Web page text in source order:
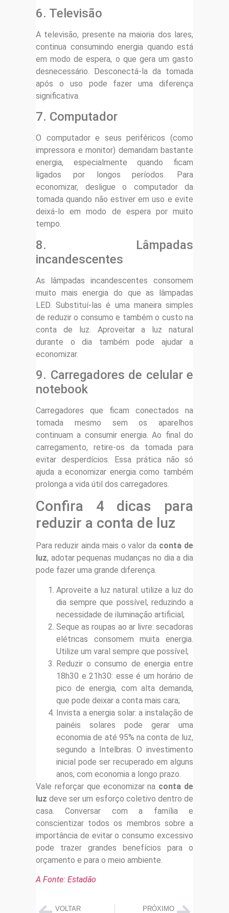
6. Televisão
A televisão, presente na maioria dos lares,
continua consumindo energia quando está
em modo de espera, o que gera um gasto
desnecessário. Desconectá-la da tomada
após o uso pode fazer uma diferença
significativa.
7. Computador
O computador e seus periféricos (como
impressora e monitor) demandam bastante
energia, especialmente quando ficam
ligados por longos períodos. Para
economizar, desligue o computador da
tomada quando não estiver em uso e evite
deixá-lo em modo de espera por muito
tempo.
8. Lâmpadas
incandescentes
As lâmpadas incandescentes consomem
muito mais energia do que as lâmpadas
LED. Substituí-las é uma maneira simples
de reduzir o consumo e também o custo na
conta de luz. Aproveitar a luz natural
durante o dia também pode ajudar a
economizar.
9. Carregadores de celular e
notebook
Carregadores que ficam conectados na
tomada mesmo sem os aparelhos
continuam a consumir energia. Ao final do
carregamento, retire-os da tomada para
evitar desperdícios. Essa prática não só
ajuda a economizar energia como também
prolonga a vida útil dos carregadores.
Confira 4 dicas para
reduzir a conta de luz
Para reduzir ainda mais o valor da conta de
luz, adotar pequenas mudanças no dia a dia
pode fazer uma grande diferença.
Aproveite a luz natural: utilize a luz do
dia sempre que possível, reduzindo a
necessidade de iluminação artificial;
Seque as roupas ao ar livre: secadoras
elétricas consomem muita energia.
Utilize um varal sempre que possível;
Reduzir o consumo de energia entre
18h30 e 21h30: esse é um horário de
pico de energia, com alta demanda,
que pode deixar a conta mais cara;
Invista a energia solar: a instalação de
painéis solares pode gerar uma
economia de até 95% na conta de luz,
segundo a Intelbras. O investimento
inicial pode ser recuperado em alguns
anos, com economia a longo prazo.
Vale reforçar que economizar na conta de
luz deve ser um esforço coletivo dentro de
casa. Conversar com a família e
conscientizar todos os membros sobre a
importância de evitar o consumo excessivo
pode trazer grandes benefícios para o
orçamento e para o meio ambiente.
A Fonte: Estadão
VOLTAR PRÓXIMO